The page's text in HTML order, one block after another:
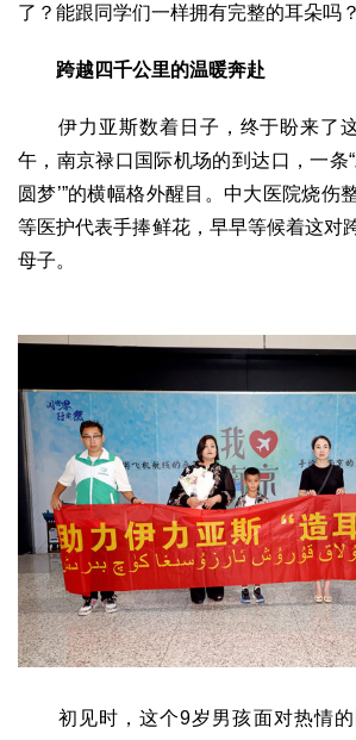
智库
智库建设 智库专家 智库战略
地方动态
在线期刊
2017 2016 2015 2018 2019
全景中国 智慧旅游 智慧教育 智慧医疗
智慧环保
智慧会客厅 县域经济 城乡建
康养
工作动态 康养思语 明星老人 项目介绍
成果展示
政策发布 视频播报 工程案例
合作伙伴
了？能跟同学们一样拥有完整的耳朵吗
跨越四千公里的温暖奔赴
伊力亚斯数着日子，终于盼来了
午，南京禄口国际机场的到达口，一条
圆梦’”的横幅格外醒目。中大医院烧伤
等医护代表手捧鲜花，早早等候着这对
母子。
初见时，这个9岁男孩面对热情的